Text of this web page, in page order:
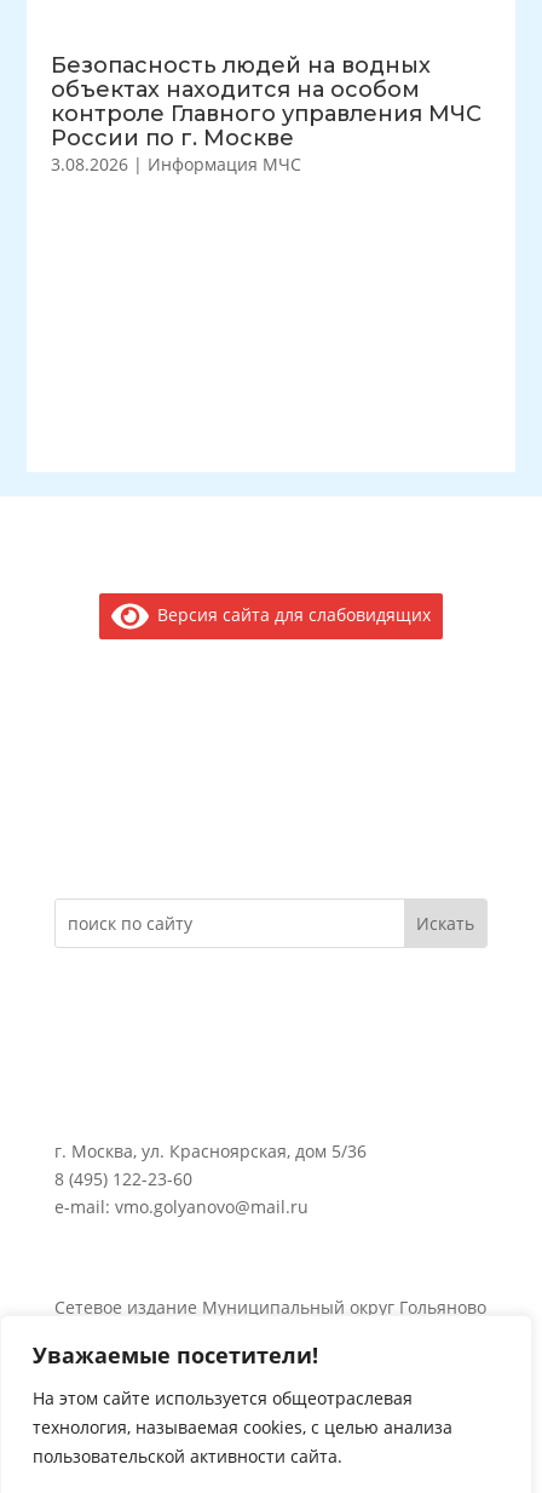
Уважаемые посетители!
На этом сайте используется общеотраслевая
технология, называемая cookies, с целью анализа
пользовательской активности сайта.
Безопасность людей на водных
объектах находится на особом
контроле Главного управления МЧС
России по г. Москве
3.08.2026 | Информация МЧС
Версия сайта для слабовидящих
г. Москва, ул. Красноярская, дом 5/36
8 (495) 122-23-60
e-mail: vmo.golyanovo@mail.ru
Сетевое издание Муниципальный округ Гольяново
Об использовании информации сайта.
© 2024 Все права защищены.